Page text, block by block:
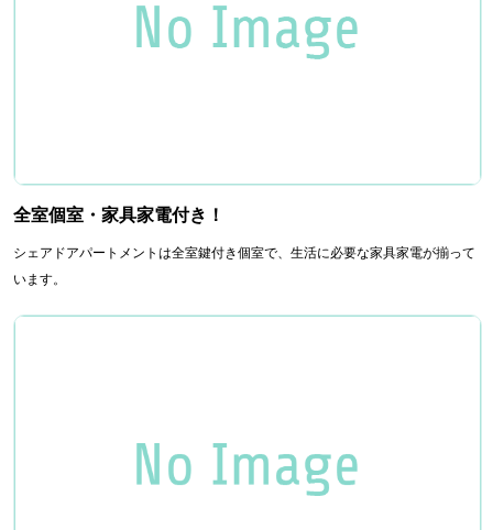
全室個室・家具家電付き！
シェアドアパートメントは全室鍵付き個室で、生活に必要な家具家電が揃って
います。